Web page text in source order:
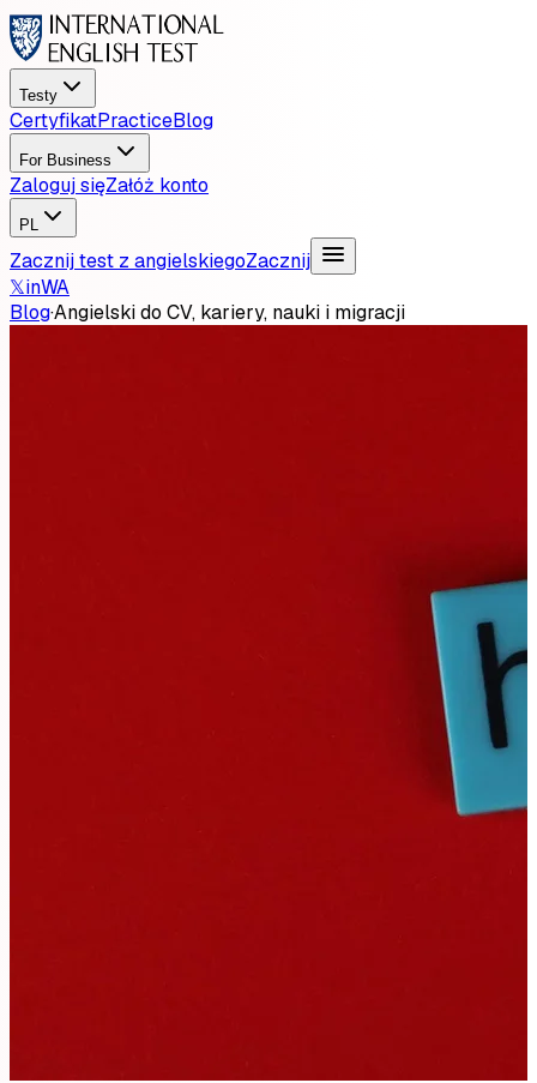
Testy
CertyfikatPracticeBlog
For Business
Zaloguj sięZałóż konto
PL
Zacznij test z angielskiegoZacznij
𝕏inWA
Blog·Angielski do CV, kariery, nauki i migracji